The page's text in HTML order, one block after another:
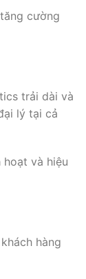
cường
trải dài và
lý tại cả
hoạt và hiệu
hàng